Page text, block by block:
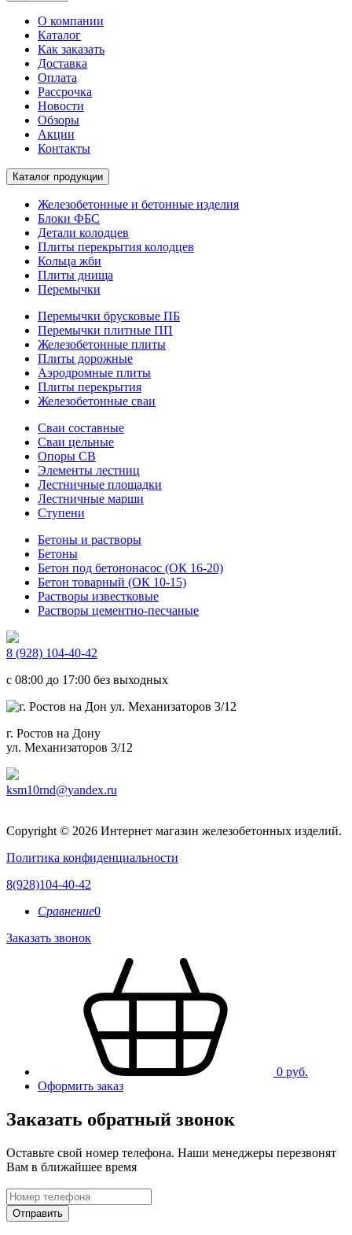
О компании
Каталог
Как заказать
Доставка
Оплата
Рассрочка
Новости
Обзоры
Акции
Контакты
Каталог продукции
Железобетонные и бетонные изделия
Блоки ФБС
Детали колодцев
Плиты перекрытия колодцев
Кольца жби
Плиты днища
Перемычки
Перемычки брусковые ПБ
Перемычки плитные ПП
Железобетонные плиты
Плиты дорожные
Аэродромные плиты
Плиты перекрытия
Железобетонные сваи
Сваи составные
Сваи цельные
Опоры СВ
Элементы лестниц
Лестничные площадки
Лестничные марши
Ступени
Бетоны и растворы
Бетоны
Бетон под бетононасос (ОК 16-20)
Бетон товарный (ОК 10-15)
Растворы известковые
Растворы цементно-песчаные
8 (928) 104-40-42
c 08:00 до 17:00 без выходных
г. Ростов на Дону
ул. Механизаторов 3/12
ksm10rnd@yandex.ru
Copyright © 2026 Интернет магазин железобетонных изделий.
Политика конфиденциальности
8(928)104-40-42
Сравнение0
Заказать звонок
0 руб.
Оформить заказ
Заказать обратный звонок
Оставьте свой номер телефона. Наши менеджеры перезвонят
Вам в ближайшее время
Отправить